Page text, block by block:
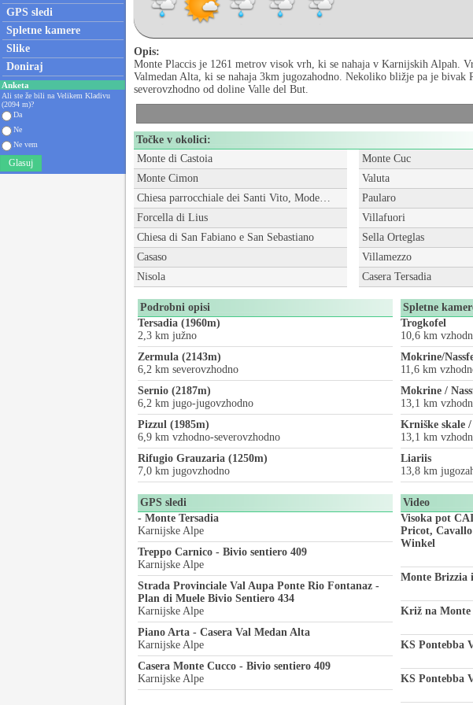
GPS sledi
Spletne kamere
Slike
Doniraj
Anketa
Ali ste že bili na Velikem Kladivu
(2094 m)?
Da
Ne
Ne vem
Glasuj
Opis:
Monte Placcis je 1261 metrov visok vrh, ki se nahaja v Karnijskih Alpah.
Valmedan Alta, ki se nahaja 3km jugozahodno. Nekoliko bližje pa je bivak
severovzhodno od doline Valle del But.
Točke v okolici:
Monte di Castoia
Monte Cuc
Monte Cimon
Valuta
Chiesa parrocchiale dei Santi Vito, Modesto e Crescenzia
Paularo
Forcella di Lius
Villafuori
Chiesa di San Fabiano e San Sebastiano
Sella Orteglas
Casaso
Villamezzo
Nisola
Casera Tersadia
Podrobni opisi
Tersadia (1960m)
2,3 km južno
Zermula (2143m)
6,2 km severovzhodno
Sernio (2187m)
6,2 km jugo-jugovzhodno
Pizzul (1985m)
6,9 km vzhodno-severovzhodno
Rifugio Grauzaria (1250m)
7,0 km jugovzhodno
Spletne
Trogkofel
10,6 km
Mokrine/
11,6 km
Mokrine /
13,1 km
Krniške skale
13,1 km
Liariis
13,8 km
GPS sledi
- Monte Tersadia
Karnijske Alpe
Treppo Carnico - Bivio sentiero 409
Karnijske Alpe
Strada Provinciale Val Aupa Ponte Rio Fontanaz -
Plan di Muele Bivio Sentiero 434
Karnijske Alpe
Piano Arta - Casera Val Medan Alta
Karnijske Alpe
Casera Monte Cucco - Bivio sentiero 409
Karnijske Alpe
Video
Visoka pot
Pricot,
Winkel
Monte Brizzia
Križ na Monte
KS Pontebba
KS Pontebba